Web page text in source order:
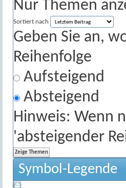
Nur Themen
Sortiert nach
Geben Sie an,
Reihenfolge
Aufsteigend
Absteigend
Hinweis: Wenn
'absteigender
Symbol-Legende